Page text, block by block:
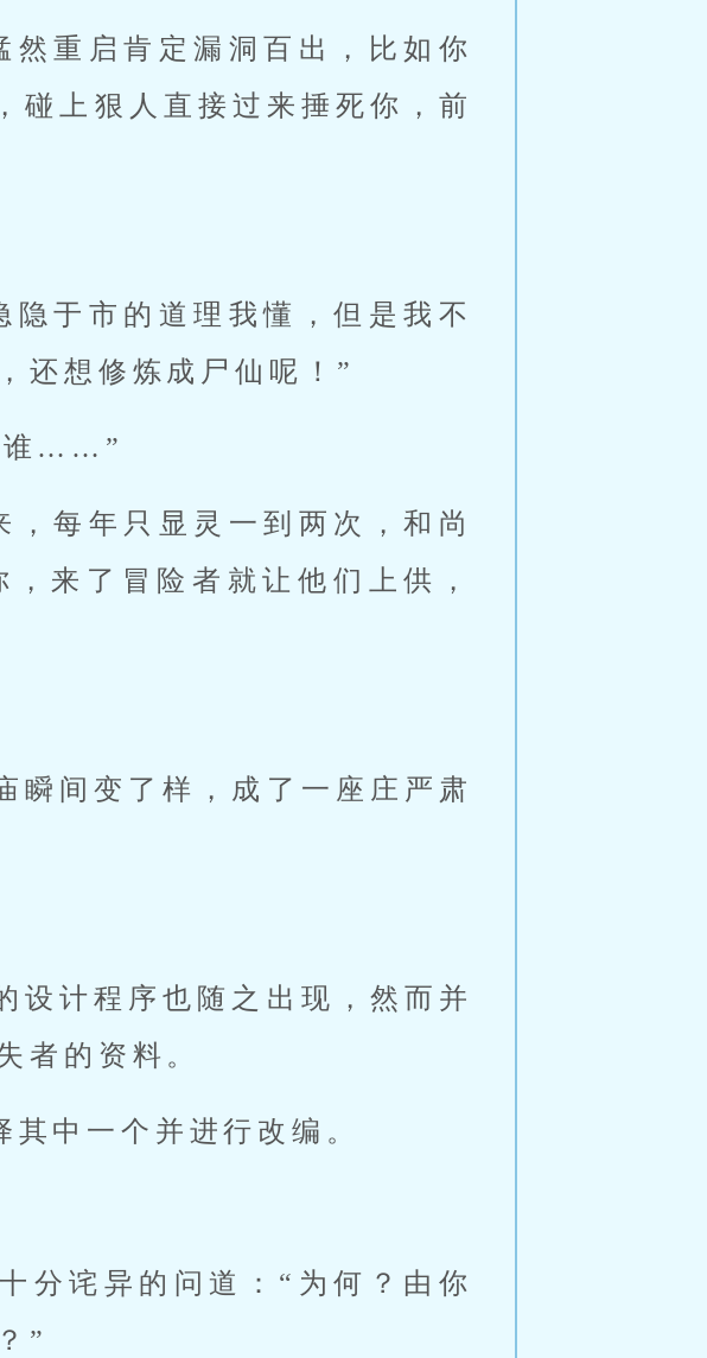
重启肯定漏洞百出，比如你
碰上狠人直接过来捶死你，前
于市的道理我懂，但是我不
还想修炼成尸仙呢！”
谁……”
每年只显灵一到两次，和尚
来了冒险者就让他们上供，
瞬间变了样，成了一座庄严肃
设计程序也随之出现，然而并
者的资料。
中一个并进行改编。
分诧异的问道：“为何？由你
”